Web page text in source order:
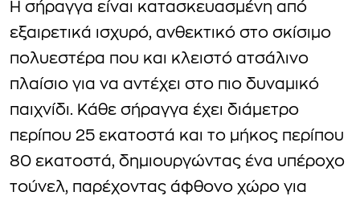
Η σήραγγα είναι κατασκευασμένη από
εξαιρετικά ισχυρό, ανθεκτικό στο σκίσιμο
πολυεστέρα που και κλειστό ατσάλινο
πλαίσιο για να αντέχει στο πιο δυναμικό
παιχνίδι. Κάθε σήραγγα έχει διάμετρο
περίπου 25 εκατοστά και το μήκος περίπου
80 εκατοστά, δημιουργώντας ένα υπέροχο
τούνελ, παρέχοντας άφθονο χώρο για